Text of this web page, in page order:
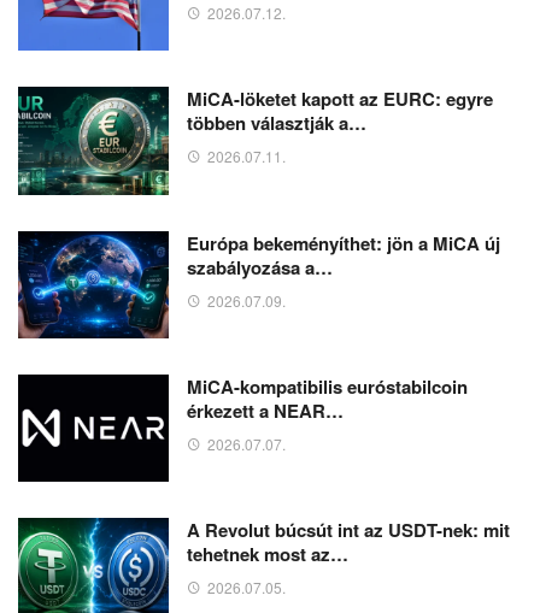
2026.07.12.
MiCA-löketet kapott az EURC: egyre
többen választják a…
2026.07.11.
Európa bekeményíthet: jön a MiCA új
szabályozása a…
2026.07.09.
MiCA-kompatibilis euróstabilcoin
érkezett a NEAR…
2026.07.07.
A Revolut búcsút int az USDT-nek: mit
tehetnek most az…
2026.07.05.